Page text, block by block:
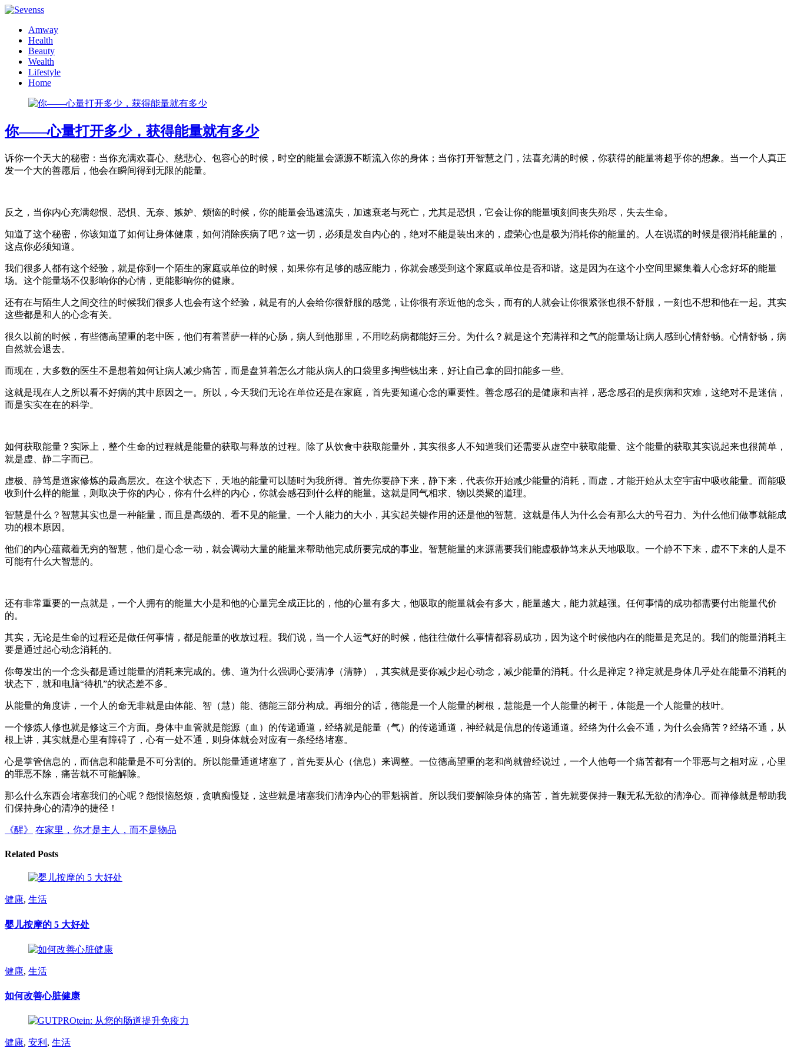
Amway
Health
Beauty
Wealth
Lifestyle
Home
你——心量打开多少，获得能量就有多少
诉你一个天大的秘密：当你充满欢喜心、慈悲心、包容心的时候，时空的能量会源源不断流入你的身体；当你打开智慧之门，法喜充满的时候，你获得的能量将超乎你的想象。当一个人真正
发一个大的善愿后，他会在瞬间得到无限的能量。
反之，当你内心充满怨恨、恐惧、无奈、嫉妒、烦恼的时候，你的能量会迅速流失，加速衰老与死亡，尤其是恐惧，它会让你的能量顷刻间丧失殆尽，失去生命。
知道了这个秘密，你该知道了如何让身体健康，如何消除疾病了吧？这一切，必须是发自内心的，绝对不能是装出来的，虚荣心也是极为消耗你的能量的。人在说谎的时候是很消耗能量的，
这点你必须知道。
我们很多人都有这个经验，就是你到一个陌生的家庭或单位的时候，如果你有足够的感应能力，你就会感受到这个家庭或单位是否和谐。这是因为在这个小空间里聚集着人心念好坏的能量
场。这个能量场不仅影响你的心情，更能影响你的健康。
还有在与陌生人之间交往的时候我们很多人也会有这个经验，就是有的人会给你很舒服的感觉，让你很有亲近他的念头，而有的人就会让你很紧张也很不舒服，一刻也不想和他在一起。其实
这些都是和人的心念有关。
很久以前的时候，有些德高望重的老中医，他们有着菩萨一样的心肠，病人到他那里，不用吃药病都能好三分。为什么？就是这个充满祥和之气的能量场让病人感到心情舒畅。心情舒畅，病
自然就会退去。
而现在，大多数的医生不是想着如何让病人减少痛苦，而是盘算着怎么才能从病人的口袋里多掏些钱出来，好让自己拿的回扣能多一些。
这就是现在人之所以看不好病的其中原因之一。所以，今天我们无论在单位还是在家庭，首先要知道心念的重要性。善念感召的是健康和吉祥，恶念感召的是疾病和灾难，这绝对不是迷信，
而是实实在在的科学。
如何获取能量？实际上，整个生命的过程就是能量的获取与释放的过程。除了从饮食中获取能量外，其实很多人不知道我们还需要从虚空中获取能量、这个能量的获取其实说起来也很简单，
就是虚、静二字而已。
虚极、静笃是道家修炼的最高层次。在这个状态下，天地的能量可以随时为我所得。首先你要静下来，静下来，代表你开始减少能量的消耗，而虚，才能开始从太空宇宙中吸收能量。而能吸
收到什么样的能量，则取决于你的内心，你有什么样的内心，你就会感召到什么样的能量。这就是同气相求、物以类聚的道理。
智慧是什么？智慧其实也是一种能量，而且是高级的、看不见的能量。一个人能力的大小，其实起关键作用的还是他的智慧。这就是伟人为什么会有那么大的号召力、为什么他们做事就能成
功的根本原因。
他们的内心蕴藏着无穷的智慧，他们是心念一动，就会调动大量的能量来帮助他完成所要完成的事业。智慧能量的来源需要我们能虚极静笃来从天地吸取。一个静不下来，虚不下来的人是不
可能有什么大智慧的。
还有非常重要的一点就是，一个人拥有的能量大小是和他的心量完全成正比的，他的心量有多大，他吸取的能量就会有多大，能量越大，能力就越强。任何事情的成功都需要付出能量代价
的。
其实，无论是生命的过程还是做任何事情，都是能量的收放过程。我们说，当一个人运气好的时候，他往往做什么事情都容易成功，因为这个时候他内在的能量是充足的。我们的能量消耗主
要是通过起心动念消耗的。
你每发出的一个念头都是通过能量的消耗来完成的。佛、道为什么强调心要清净（清静），其实就是要你减少起心动念，减少能量的消耗。什么是禅定？禅定就是身体几乎处在能量不消耗的
状态下，就和电脑“待机”的状态差不多。
从能量的角度讲，一个人的命无非就是由体能、智（慧）能、德能三部分构成。再细分的话，德能是一个人能量的树根，慧能是一个人能量的树干，体能是一个人能量的枝叶。
一个修炼人修也就是修这三个方面。身体中血管就是能源（血）的传递通道，经络就是能量（气）的传递通道，神经就是信息的传递通道。经络为什么会不通，为什么会痛苦？经络不通，从
根上讲，其实就是心里有障碍了，心有一处不通，则身体就会对应有一条经络堵塞。
心是掌管信息的，而信息和能量是不可分割的。所以能量通道堵塞了，首先要从心（信息）来调整。一位德高望重的老和尚就曾经说过，一个人他每一个痛苦都有一个罪恶与之相对应，心里
的罪恶不除，痛苦就不可能解除。
那么什么东西会堵塞我们的心呢？怨恨恼怒烦，贪嗔痴慢疑，这些就是堵塞我们清净内心的罪魁祸首。所以我们要解除身体的痛苦，首先就要保持一颗无私无欲的清净心。而禅修就是帮助我
们保持身心的清净的捷径！
《醒》 在家里，你才是主人，而不是物品
Related Posts
健康, 生活
婴儿按摩的 5 大好处
健康, 生活
如何改善心脏健康
健康, 安利 , 生活